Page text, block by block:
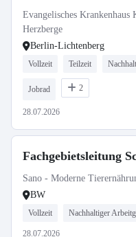
Evangelisches Krankenhaus
Herzberge
Berlin-Lichtenberg
Vollzeit Teilzeit
Jobrad 2
28.07.2026
Fachgebietsleitung
Sano - Moderne
BW
Vollzeit Nachhaltiger
28.07.2026